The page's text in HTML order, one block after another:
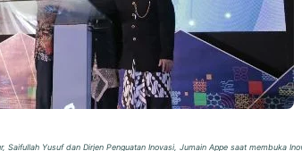
Yusuf dan Dirjen Penguatan Inovasi, Jumain Appe saat membuka